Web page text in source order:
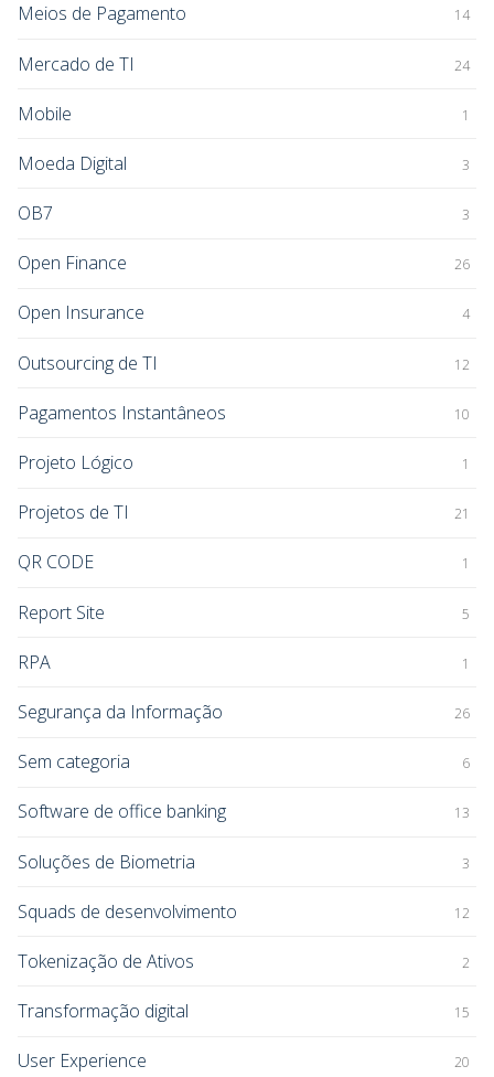
Meios de Pagamento 14
Mercado de TI 24
Mobile 1
Moeda Digital 3
OB7 3
Open Finance 26
Open Insurance 4
Outsourcing de TI 12
Pagamentos Instantâneos 10
Projeto Lógico 1
Projetos de TI 21
QR CODE 1
Report Site 5
RPA 1
Segurança da Informação 26
Sem categoria 6
Software de office banking 13
Soluções de Biometria 3
Squads de desenvolvimento 12
Tokenização de Ativos 2
Transformação digital 15
User Experience 20